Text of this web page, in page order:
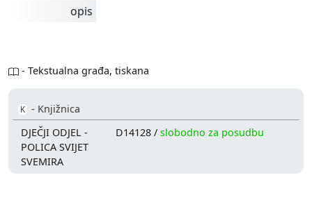
opis
- Tekstualna građa, tiskana
K - Knjižnica
DJEČJI ODJEL -
POLICA SVIJET
SVEMIRA
D14128 /slobodno za posudbu